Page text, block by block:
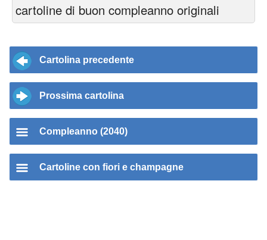
cartoline di buon compleanno originali
Cartolina precedente
Prossima cartolina
Compleanno (2040)
Cartoline con fiori e champagne